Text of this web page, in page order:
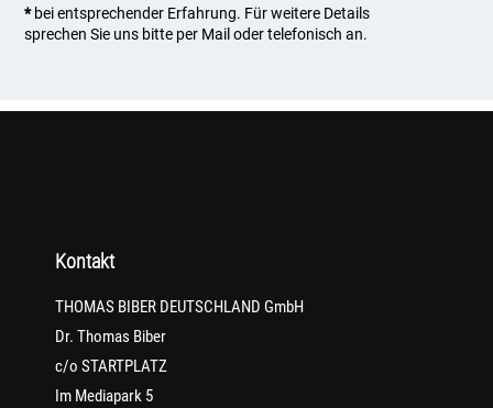
* bei entsprechender Erfahrung. Für weitere Details
sprechen Sie uns bitte per Mail oder telefonisch an.
Kontakt
THOMAS BIBER DEUTSCHLAND GmbH
Dr. Thomas Biber
c/o STARTPLATZ
Im Mediapark 5